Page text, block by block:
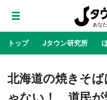
トップ Jタウン研究所
地域×二次元 絶景
北海道の焼きそ